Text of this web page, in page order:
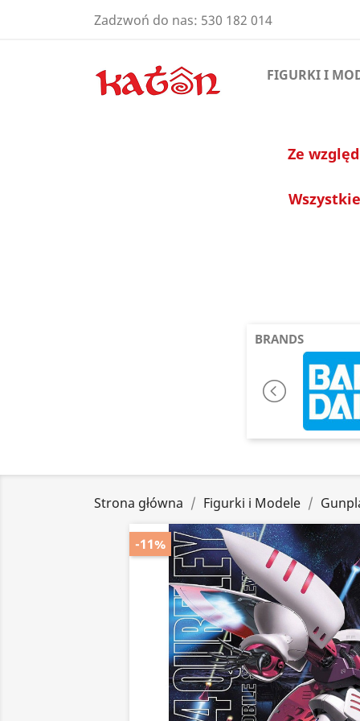
Zadzwoń do nas: 530 182 014
FIGURKI I
Ze
BRANDS
Strona główna Figurki i Modele
-11%